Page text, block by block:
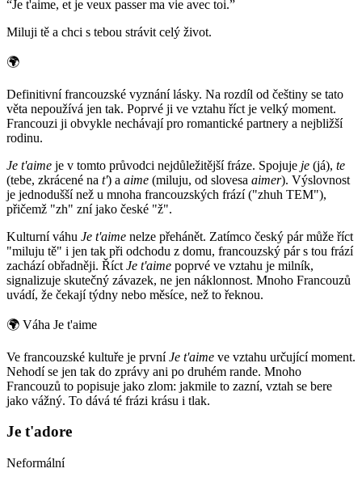
“Je t'aime, et je veux passer ma vie avec toi.”
Miluji tě a chci s tebou strávit celý život.
🌍
Definitivní francouzské vyznání lásky. Na rozdíl od češtiny se tato
věta nepoužívá jen tak. Poprvé ji ve vztahu říct je velký moment.
Francouzi ji obvykle nechávají pro romantické partnery a nejbližší
rodinu.
Je t'aime je v tomto průvodci nejdůležitější fráze. Spojuje je (já), te
(tebe, zkrácené na t') a aime (miluju, od slovesa aimer). Výslovnost
je jednodušší než u mnoha francouzských frází ("zhuh TEM"),
přičemž "zh" zní jako české "ž".
Kulturní váhu Je t'aime nelze přehánět. Zatímco český pár může říct
"miluju tě" i jen tak při odchodu z domu, francouzský pár s tou frází
zachází obřadněji. Říct Je t'aime poprvé ve vztahu je milník,
signalizuje skutečný závazek, ne jen náklonnost. Mnoho Francouzů
uvádí, že čekají týdny nebo měsíce, než to řeknou.
🌍 Váha Je t'aime
Ve francouzské kultuře je prvníJe t'aime ve vztahu určující moment.
Nehodí se jen tak do zprávy ani po druhém rande. Mnoho
Francouzů to popisuje jako zlom: jakmile to zazní, vztah se bere
jako vážný. To dává té frázi krásu i tlak.
Je t'adore
Neformální